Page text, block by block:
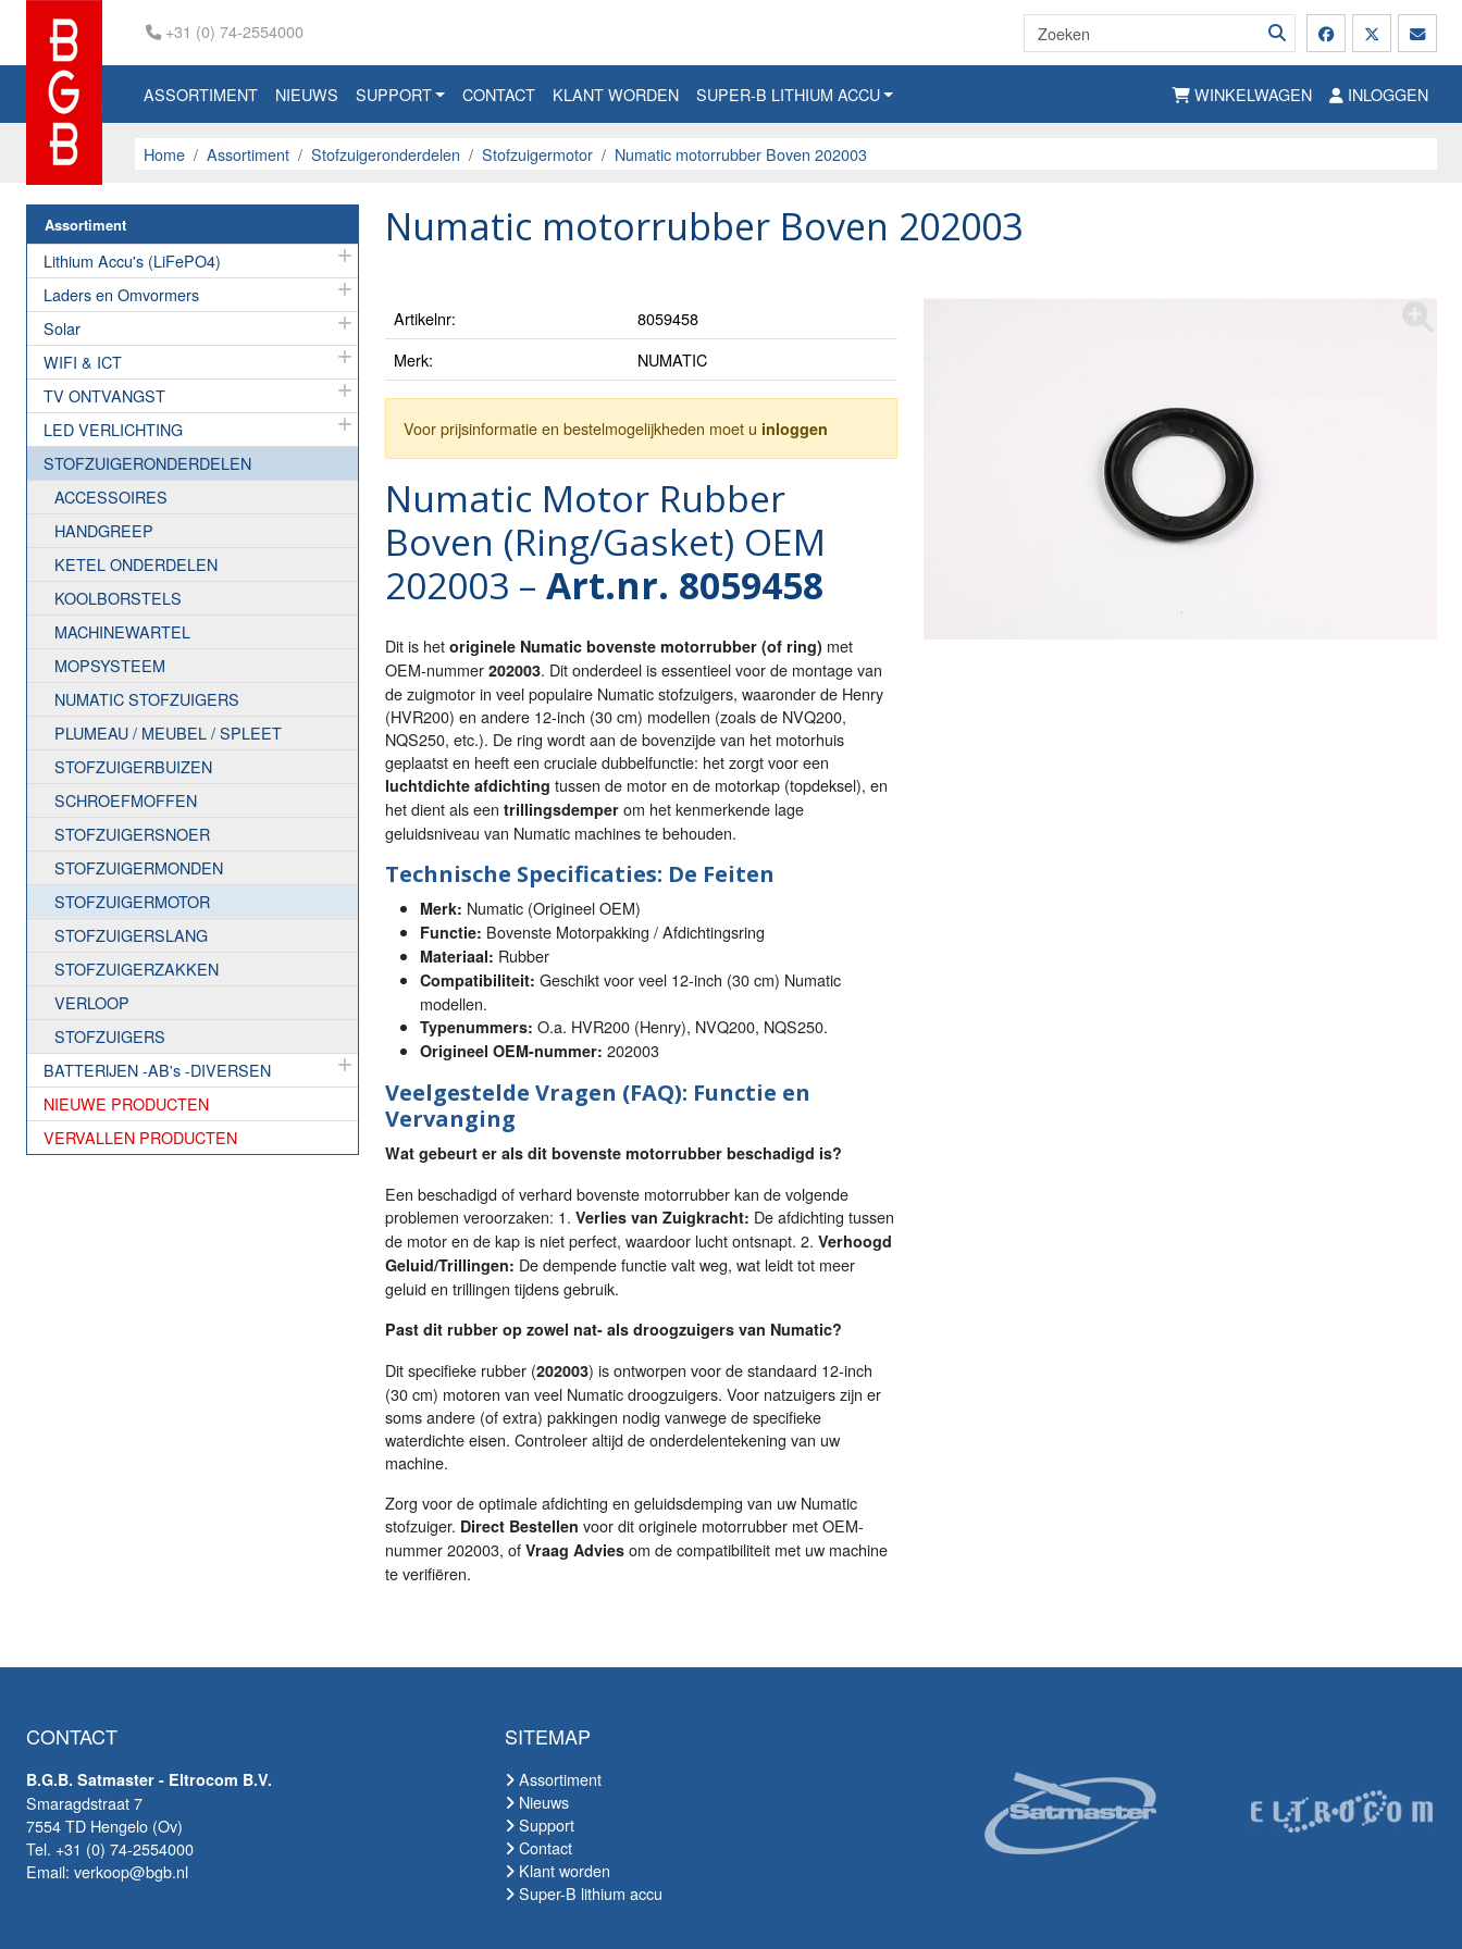
+31 (0) 74-2554000
ASSORTIMENT NIEUWS SUPPORT CONTACT KLANT WORDEN SUPER-B LITHIUM ACCU WINKELWAGEN INLOGGEN
Home Assortiment Stofzuigeronderdelen Stofzuigermotor Numatic motorrubber Boven 202003
Assortiment
Lithium Accu's (LiFePO4)
Laders en Omvormers
Solar
WIFI & ICT
TV ONTVANGST
LED VERLICHTING
STOFZUIGERONDERDELEN
ACCESSOIRES
HANDGREEP
KETEL ONDERDELEN
KOOLBORSTELS
MACHINEWARTEL
MOPSYSTEEM
NUMATIC STOFZUIGERS
PLUMEAU / MEUBEL / SPLEET
STOFZUIGERBUIZEN
SCHROEFMOFFEN
STOFZUIGERSNOER
STOFZUIGERMONDEN
STOFZUIGERMOTOR
STOFZUIGERSLANG
STOFZUIGERZAKKEN
VERLOOP
STOFZUIGERS
BATTERIJEN -AB's -DIVERSEN
NIEUWE PRODUCTEN
VERVALLEN PRODUCTEN
Numatic motorrubber Boven 202003
Artikelnr:
8059458
Merk:
NUMATIC
Voor prijsinformatie en bestelmogelijkheden moet u inloggen
Numatic Motor Rubber
Boven (Ring/Gasket) OEM
202003 – Art.nr. 8059458
Dit is het originele Numatic bovenste motorrubber (of ring) met
OEM-nummer 202003. Dit onderdeel is essentieel voor de montage van
de zuigmotor in veel populaire Numatic stofzuigers, waaronder de Henry
(HVR200) en andere 12-inch (30 cm) modellen (zoals de NVQ200,
NQS250, etc.). De ring wordt aan de bovenzijde van het motorhuis
geplaatst en heeft een cruciale dubbelfunctie: het zorgt voor een
luchtdichte afdichting tussen de motor en de motorkap (topdeksel), en
het dient als een trillingsdemperom het kenmerkende lage
geluidsniveau van Numatic machines te behouden.
Technische Specificaties: De Feiten
Merk: Numatic (Origineel OEM)
Functie: Bovenste Motorpakking / Afdichtingsring
Materiaal: Rubber
Compatibiliteit: Geschikt voor veel 12-inch (30 cm) Numatic
modellen.
Typenummers: O.a. HVR200 (Henry), NVQ200, NQS250.
Origineel OEM-nummer: 202003
Veelgestelde Vragen (FAQ): Functie en
Vervanging
Wat gebeurt er als dit bovenste motorrubber beschadigd is?
Een beschadigd of verhard bovenste motorrubber kan de volgende
problemen veroorzaken: 1. Verlies van Zuigkracht: De afdichting tussen
de motor en de kap is niet perfect, waardoor lucht ontsnapt. 2. Verhoogd
Geluid/Trillingen: De dempende functie valt weg, wat leidt tot meer
geluid en trillingen tijdens gebruik.
Past dit rubber op zowel nat- als droogzuigers van Numatic?
Dit specifieke rubber (202003) is ontworpen voor de standaard 12-inch
(30 cm) motoren van veel Numatic droogzuigers. Voor natzuigers zijn er
soms andere (of extra) pakkingen nodig vanwege de specifieke
waterdichte eisen. Controleer altijd de onderdelentekening van uw
machine.
Zorg voor de optimale afdichting en geluidsdemping van uw Numatic
stofzuiger. Direct Bestellen voor dit originele motorrubber met OEM-
nummer 202003, of Vraag Adviesom de compatibiliteit met uw machine
te verifiëren.
CONTACT
B.G.B. Satmaster - Eltrocom B.V.
Smaragdstraat 7
7554 TD Hengelo (Ov)
Tel. +31 (0) 74-2554000
Email: verkoop@bgb.nl
SITEMAP
Assortiment
Nieuws
Support
Contact
Klant worden
Super-B lithium accu